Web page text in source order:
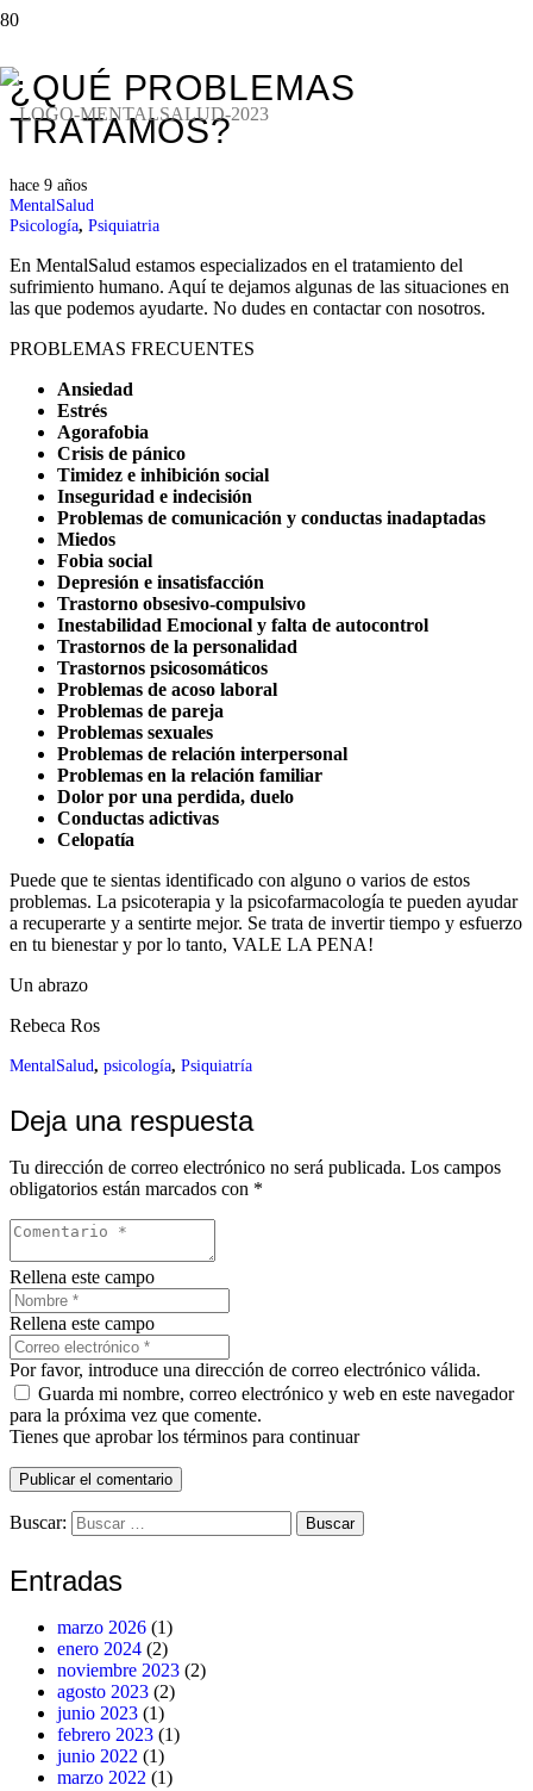
¿QUÉ PROBLEMAS
TRATAMOS?
hace 9 años
MentalSalud
Psicología, Psiquiatria
En MentalSalud estamos especializados en el tratamiento del
sufrimiento humano. Aquí te dejamos algunas de las situaciones en
las que podemos ayudarte. No dudes en contactar con nosotros.
PROBLEMAS FRECUENTES
Ansiedad
Estrés
Agorafobia
Crisis de pánico
Timidez e inhibición social
Inseguridad e indecisión
Problemas de comunicación y conductas inadaptadas
Miedos
Fobia social
Depresión e insatisfacción
Trastorno obsesivo-compulsivo
Inestabilidad Emocional y falta de autocontrol
Trastornos de la personalidad
Trastornos psicosomáticos
Problemas de acoso laboral
Problemas de pareja
Problemas sexuales
Problemas de relación interpersonal
Problemas en la relación familiar
Dolor por una perdida, duelo
Conductas adictivas
Celopatía
Puede que te sientas identificado con alguno o varios de estos
problemas. La psicoterapia y la psicofarmacología te pueden ayudar
a recuperarte y a sentirte mejor. Se trata de invertir tiempo y esfuerzo
en tu bienestar y por lo tanto, VALE LA PENA!
Un abrazo
Rebeca Ros
MentalSalud, psicología, Psiquiatría
Deja una respuesta
Tu dirección de correo electrónico no será publicada. Los campos
obligatorios están marcados con *
Rellena este campo
Rellena este campo
Por favor, introduce una dirección de correo electrónico válida.
Guarda mi nombre, correo electrónico y web en este navegador
para la próxima vez que comente.
Tienes que aprobar los términos para continuar
Publicar el comentario
Buscar:
Entradas
marzo 2026 (1)
enero 2024 (2)
noviembre 2023 (2)
agosto 2023 (2)
junio 2023 (1)
febrero 2023 (1)
junio 2022 (1)
marzo 2022 (1)